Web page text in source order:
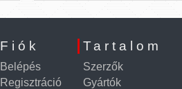
Fiók
Belépés
Regisztráció
Tartalom
Szerzők
Gyártók